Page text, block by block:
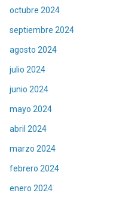
octubre 2024
septiembre 2024
agosto 2024
julio 2024
junio 2024
mayo 2024
abril 2024
marzo 2024
febrero 2024
enero 2024